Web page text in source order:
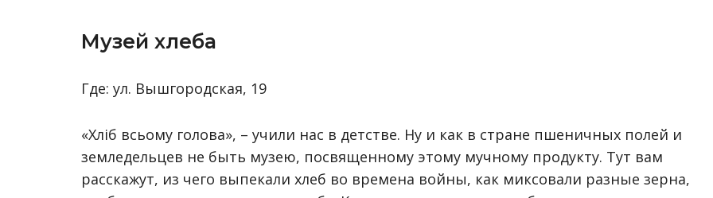
Музей хлеба
Где: ул. Вышгородская, 19
«Хліб всьому голова», – учили нас в детстве. Ну и как в стране пшеничных полей и
земледельцев не быть музею, посвященному этому мучному продукту. Тут вам
расскажут, из чего выпекали хлеб во времена войны, как миксовали разные зерна,